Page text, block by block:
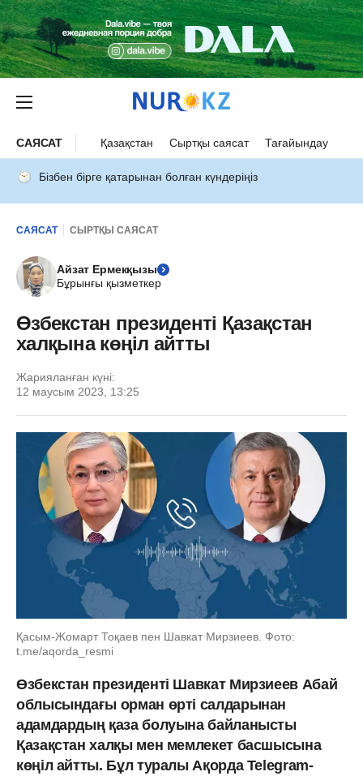
САЯСАТ Қазақстан Сыртқы саясат Тағайындау
Бізбен бірге қатарынан болған күндеріңіз
САЯСАТ СЫРТҚЫ САЯСАТ
Айзат Ермекқызы
Бұрынғы қызметкер
Өзбекстан президенті Қазақстан
халқына көңіл айтты
Жарияланған күні:
12 маусым 2023, 13:25
Қасым-Жомарт Тоқаев пен Шавкат Мирзиеев. Фото:
t.me/aqorda_resmi
Өзбекстан президенті Шавкат Мирзиеев Абай
облысындағы орман өрті салдарынан
адамдардың қаза болуына байланысты
Қазақстан халқы мен мемлекет басшысына
көңіл айтты. Бұл туралы Ақорда Telegram-